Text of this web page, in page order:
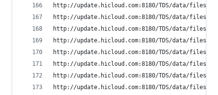
http://update.hicloud.com:8180/TDS/data/files/p9/
http://update.hicloud.com:8180/TDS/data/files/p9/
http://update.hicloud.com:8180/TDS/data/files/p9/
http://update.hicloud.com:8180/TDS/data/files/p9/
http://update.hicloud.com:8180/TDS/data/files/p9/
http://update.hicloud.com:8180/TDS/data/files/p9/
http://update.hicloud.com:8180/TDS/data/files/p9/
http://update.hicloud.com:8180/TDS/data/files/p9/